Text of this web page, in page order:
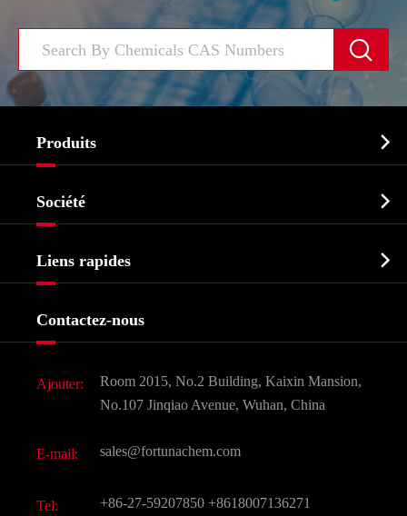

Produits 
Biochimique
Produits agrochimiques et intermédiaires
Ingrédients cosmétiques
Saveurs et parfums
CAS chimiques
Société 
Liens rapides 
Contactez-nous
Ajouter:
Room 2015, No.2 Building, Kaixin Mansion,
No.107 Jinqiao Avenue, Wuhan, China
E-mail: sales@fortunachem.com
Tel: +86-27-59207850 +8618007136271